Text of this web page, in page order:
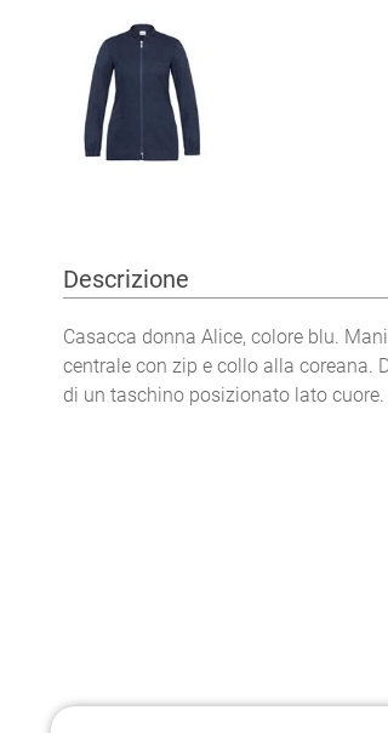
Descrizione
Casacca donna Alice, colore blu.
centrale con zip e collo alla coreana.
di un taschino posizionato lato cuore.